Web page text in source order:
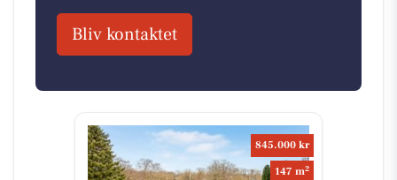
Bliv kontaktet
845.000 kr
147 m2